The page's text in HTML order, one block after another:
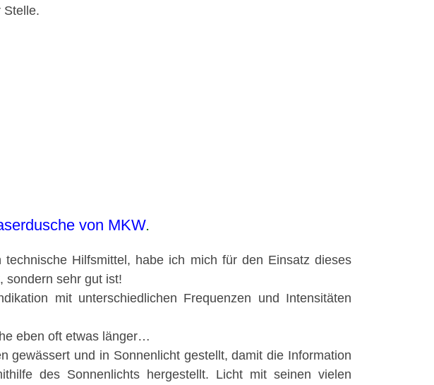
Stelle.
von MKW.
Hilfsmittel, habe ich mich für den Einsatz dieses
sondern sehr gut ist!
mit unterschiedlichen Frequenzen und Intensitäten
eben oft etwas länger…
gewässert und in Sonnenlicht gestellt, damit die Information
des Sonnenlichts hergestellt. Licht mit seinen vielen